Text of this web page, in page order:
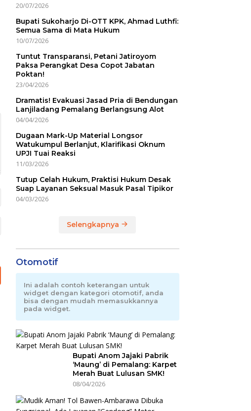
20/07/2026
Bupati Sukoharjo Di-OTT KPK, Ahmad Luthfi:
Semua Sama di Mata Hukum
10/07/2026
Tuntut Transparansi, Petani Jatiroyom
Paksa Perangkat Desa Copot Jabatan
Poktan!
23/04/2026
Dramatis! Evakuasi Jasad Pria di Bendungan
Lanjiladang Pemalang Berlangsung Alot
04/04/2026
Dugaan Mark-Up Material Longsor
Watukumpul Berlanjut, Klarifikasi Oknum
UPJI Tuai Reaksi
11/03/2026
Tutup Celah Hukum, Praktisi Hukum Desak
Suap Layanan Seksual Masuk Pasal Tipikor
04/03/2026
Selengkapnya
Otomotif
Ini adalah contoh keterangan untuk
widget dengan kategori otomotif, anda
bisa dengan mudah memasukkannya
pada widget.
Bupati Anom Jajaki Pabrik
‘Maung’ di Pemalang: Karpet
Merah Buat Lulusan SMK!
08/04/2026